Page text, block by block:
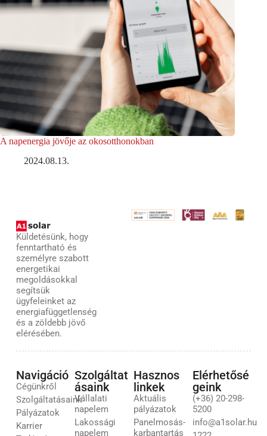
A napenergia jövője az okosotthonokban
2024.08.13.
Küldetésünk, hogy
fenntartható és
személyre szabott
energetikai
megoldásokkal
segítsük
ügyfeleinket az
energiafüggetlenség
és a zöldebb jövő
elérésében.
Navigáció
Cégünkről
Szolgáltatásaink
Pályázatok
Karrier
Szolgáltat
ásaink
Vállalati
napelem
Lakossági
napelem
Hasznos
linkek
Aktuális
pályázatok
Panelmosás-
karbantartás
Elérhetősé
geink
(+36) 20-298-
5200
info@a1solar.hu